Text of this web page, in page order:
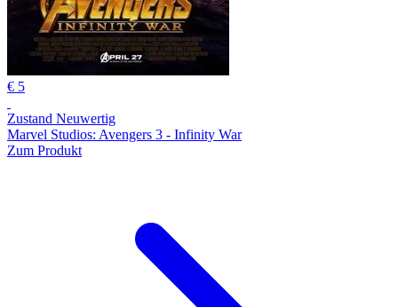
€ 5
Zustand Neuwertig
Marvel Studios: Avengers 3 - Infinity War
Zum Produkt